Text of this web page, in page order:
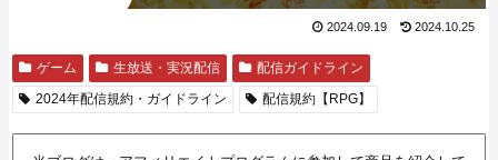
2024.09.19 2024.10.25
ゲーム 生放送・実況配信
配信ガイドライン
2024年配信規約・ガイドライン
配信規約【RPG】